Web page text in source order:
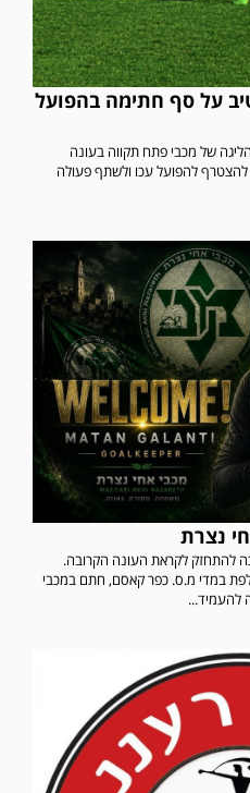
על סף חתימה בהפועל
של מכבי פתח תקווה בעונה
להפועל עכו ולשתף פעולה
נצרת
להתחזק לקראת העונה הקרובה.
במדי מ.ס. כפר קאסם, חתם במכבי
להעמיד...